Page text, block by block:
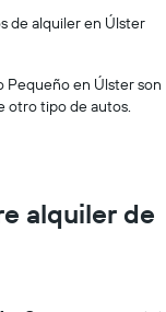
de alquiler en Úlster
Pequeño en Úlster son
otro tipo de autos.
alquiler de